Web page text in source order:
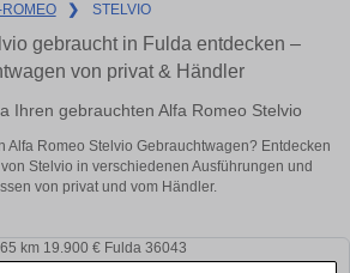
❯ STELVIO
gebraucht in Fulda entdecken –
von privat & Händler
Ihren gebrauchten Alfa Romeo Stelvio
Alfa Romeo Stelvio Gebrauchtwagen? Entdecken
Stelvio in verschiedenen Ausführungen und
von privat und vom Händler.